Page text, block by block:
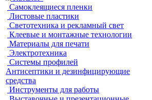
Самоклеящиеся пленки
Листовые пластики
Светотехника и рекламный свет
Клеевые и монтажные технологии
Материалы для печати
Электротехника
Системы профилей
Антисептики и дезинфицирующие
средства
Инструменты для работы